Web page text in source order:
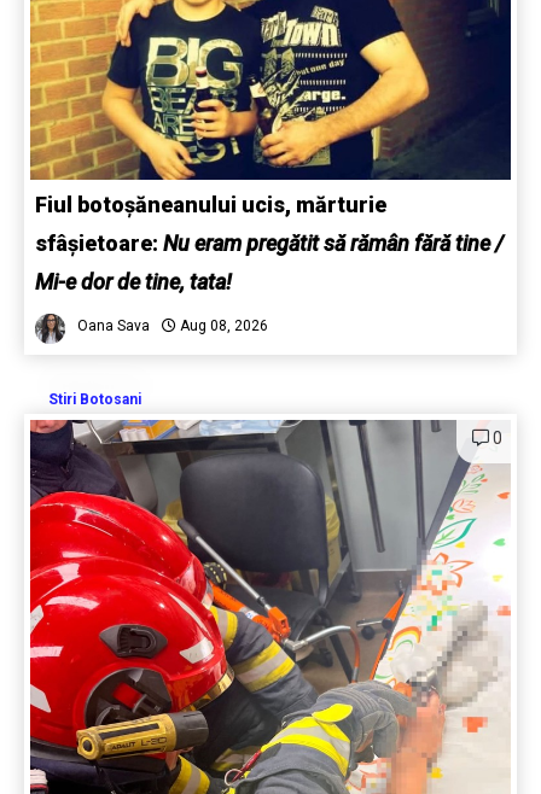
Fiul botoșăneanului ucis, mărturie
sfâșietoare: Nu eram pregătit să rămân fără tine /
Mi-e dor de tine, tata!
Oana Sava Aug 08, 2026
Stiri Botosani
0